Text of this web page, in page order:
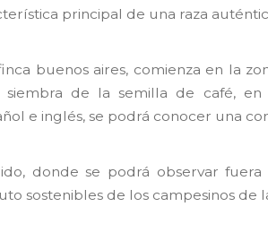
principal de una raza
buenos aires, comienza en la
de la semilla de café, en
e inglés, se podrá conocer una
donde se podrá observar
sostenibles de los campesinos de